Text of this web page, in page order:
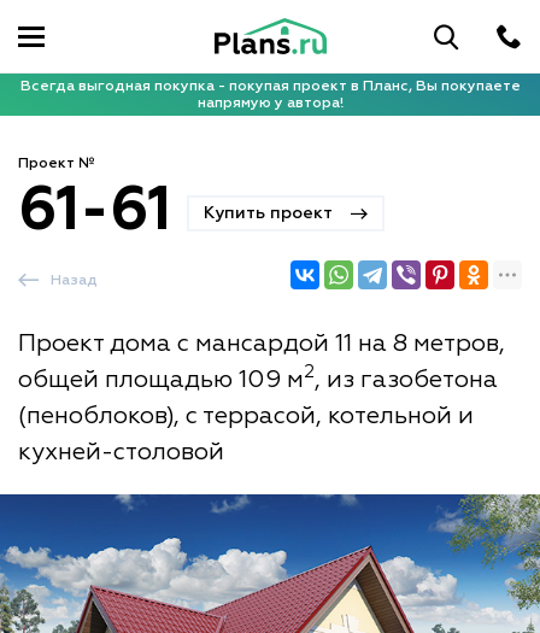
Всегда выгодная покупка - покупая проект в Планс, Вы покупаете
напрямую у автора!
Проект №
61-61 Купить проект
Проект дома с мансардой 11 на 8 метров,
общей площадью 109 м2, из газобетона
(пеноблоков), с террасой, котельной и
кухней-столовой
Назад